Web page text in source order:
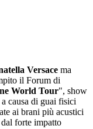
Versace ma
il Forum di
World Tour", show
causa di guai fisici
ai brani più acustici
forte impatto